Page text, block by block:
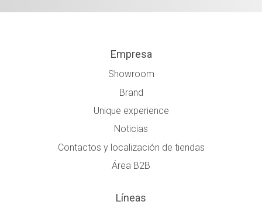
Empresa
Showroom
Brand
Unique experience
Noticias
Contactos y localización de tiendas
Área B2B
Líneas